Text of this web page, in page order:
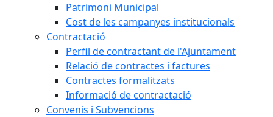
Patrimoni Municipal
Cost de les campanyes institucionals
Contractació
Perfil de contractant de l'Ajuntament
Relació de contractes i factures
Contractes formalitzats
Informació de contractació
Convenis i Subvencions